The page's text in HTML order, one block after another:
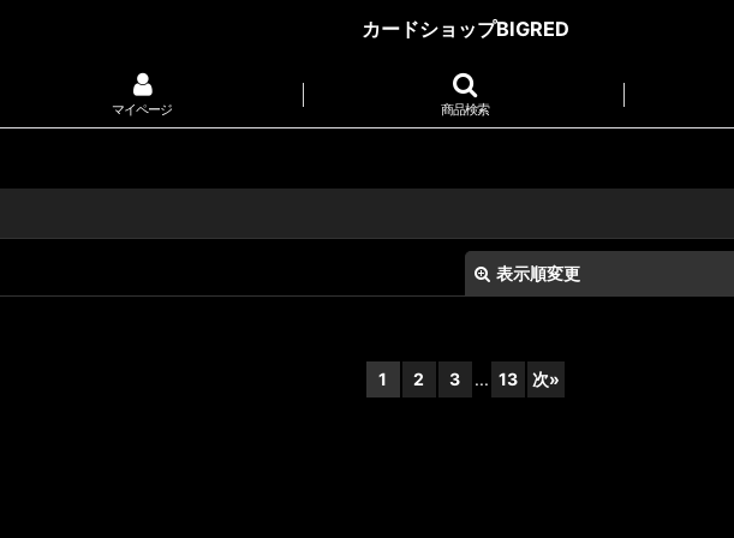
カードショップBIGRED
マイページ 商品検索
表示順変更
1 2 3 ... 13 次»